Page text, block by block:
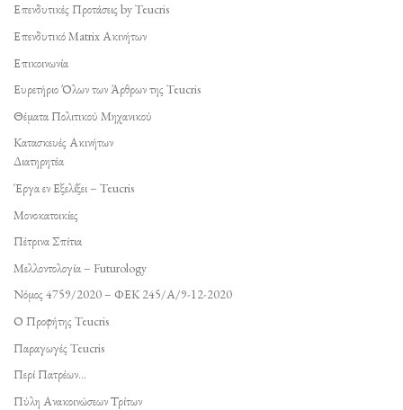
Επενδυτικές Προτάσεις by Teucris
Επενδυτικό Matrix Ακινήτων
Επικοινωνία
Ευρετήριο Όλων των Άρθρων της Teucris
Θέματα Πολιτικού Μηχανικού
Κατασκευές Ακινήτων
Διατηρητέα
Έργα εν Εξελίξει – Teucris
Μονοκατοικίες
Πέτρινα Σπίτια
Μελλοντολογία – Futurology
Νόμος 4759/2020 – ΦΕΚ 245/Α/9-12-2020
Ο Προφήτης Teucris
Παραγωγές Teucris
Περί Πατρέων…
Πύλη Ανακοινώσεων Τρίτων